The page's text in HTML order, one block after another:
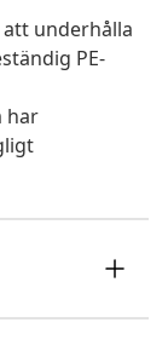
underhålla
PE-
har